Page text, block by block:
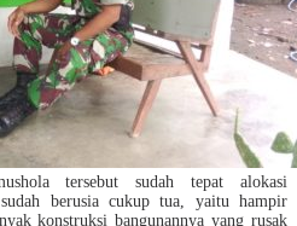
tersebut sudah tepat alokasi
sudah berusia cukup tua, yaitu hampir
konstruksi bangunannya yang rusak